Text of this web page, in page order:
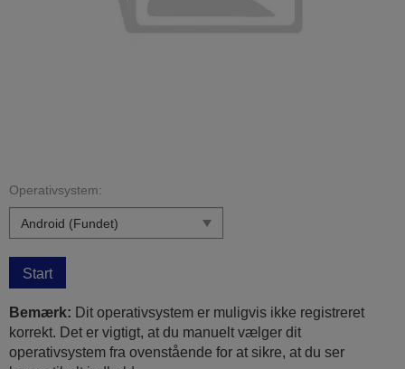
Operativsystem:
Start
Bemærk: Dit operativsystem er muligvis ikke registreret
korrekt. Det er vigtigt, at du manuelt vælger dit
operativsystem fra ovenstående for at sikre, at du ser